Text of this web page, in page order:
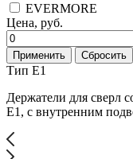
EVERMORE
Цена, руб.
Применить Сбросить
Тип E1
Держатели для сверл
Е1, с внутренним